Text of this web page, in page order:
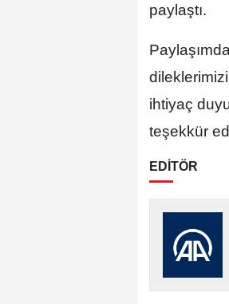
paylaştı.
ihtiyaç
teşekkür
EDİTÖR